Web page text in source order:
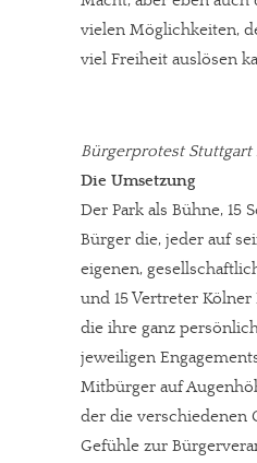
vielen Möglichkeiten,
viel Freiheit auslösen
Bürgerprotest
Die Umsetzung
Der Park als Bühne, 15
Bürger die, jeder auf
eigenen,
und 15 Vertreter
die ihre ganz
jeweiligen
Mitbürger auf
der die verschiedenen
Gefühle zur